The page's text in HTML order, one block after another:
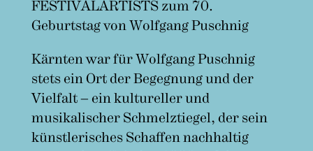
FESTIVALARTISTS zum 70.
Geburtstag von Wolfgang Puschnig
Kärnten war für Wolfgang Puschnig
stets ein Ort der Begegnung und der
Vielfalt – ein kultureller und
musikalischer Schmelztiegel, der sein
künstlerisches Schaffen nachhaltig